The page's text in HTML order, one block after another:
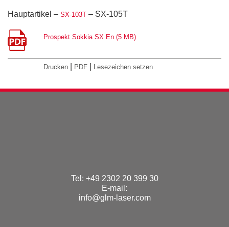
Hauptartikel – SX-103T – SX-105T
Prospekt Sokkia SX En (5 MB)
Drucken PDF Lesezeichen setzen
Tel: +49 2302 20 399 30
E-mail:
info@glm-laser.com